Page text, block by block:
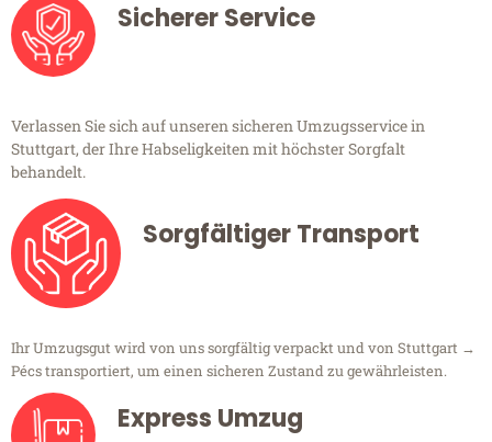
Sicherer Service
Verlassen Sie sich auf unseren sicheren Umzugsservice in
Stuttgart, der Ihre Habseligkeiten mit höchster Sorgfalt
behandelt.
Sorgfältiger Transport
Ihr Umzugsgut wird von uns sorgfältig verpackt und von Stuttgart →
Pécs transportiert, um einen sicheren Zustand zu gewährleisten.
Express Umzug